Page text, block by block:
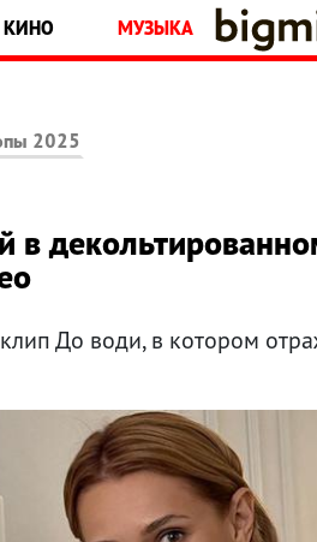
КИНО МУЗЫКА
2025
в
До води, в котором